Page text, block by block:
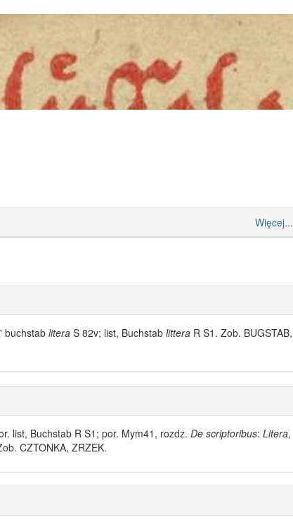
Więcej...
buchstab litera S 82v; list, Buchstab littera R S1. Zob. BUGSTAB,
list, Buchstab R S1; por. Mym41, rozdz. De scriptoribus: Litera,
CZTONKA, ZRZEK.